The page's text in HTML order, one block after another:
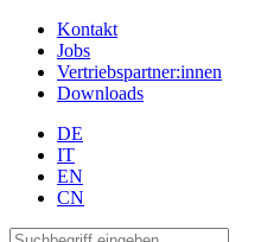
Kontakt
Jobs
Vertriebspartner:innen
Downloads
DE
IT
EN
CN